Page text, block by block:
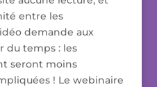
entre les
demande aux
du temps : les
seront moins
! Le webinaire